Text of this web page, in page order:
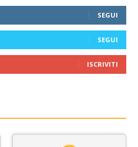
SEGUI
SEGUI
ISCRIVITI